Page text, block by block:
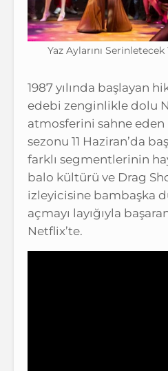
Yaz Aylarını
1987 yılında başlayan
edebi zenginlikle dolu
atmosferini sahne eden
sezonu 11 Haziran’da
farklı segmentlerinin
balo kültürü ve Drag
izleyicisine bambaşka
açmayı layığıyla
Netflix’te.